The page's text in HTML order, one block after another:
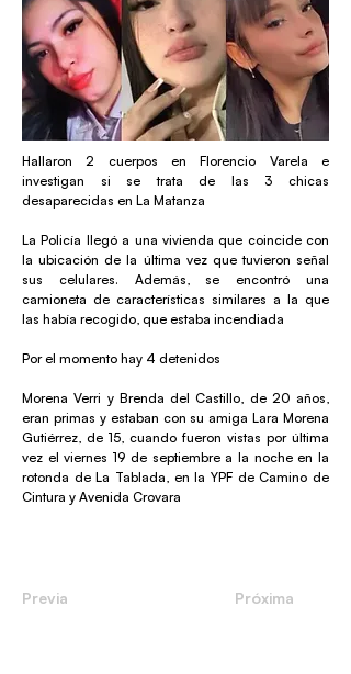
Hallaron 2 cuerpos en Florencio Varela e
investigan si se trata de las 3 chicas
desaparecidas en La Matanza
La Policía llegó a una vivienda que coincide con
la ubicación de la última vez que tuvieron señal
sus celulares. Además, se encontró una
camioneta de características similares a la que
las había recogido, que estaba incendiada
Por el momento hay 4 detenidos
Morena Verri y Brenda del Castillo, de 20 años,
eran primas y estaban con su amiga Lara Morena
Gutiérrez, de 15, cuando fueron vistas por última
vez el viernes 19 de septiembre a la noche en la
rotonda de La Tablada, en la YPF de Camino de
Cintura y Avenida Crovara
Previa Próxima